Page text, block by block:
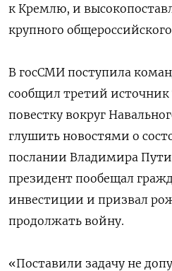
к Кремлю, и
крупного
В госСМИ поступила
сообщил третий источник
повестку вокруг
глушить новостями о
послании Владимира
президент пообещал
инвестиции и призвал
продолжать войну.
«Поставили задачу не